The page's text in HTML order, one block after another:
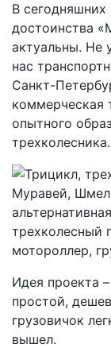
В сегодняшних
достоинства
актуальны. Не
нас
Санкт-
коммерческая
опытного
Идея проекта
простой,
грузовичок
вышел.